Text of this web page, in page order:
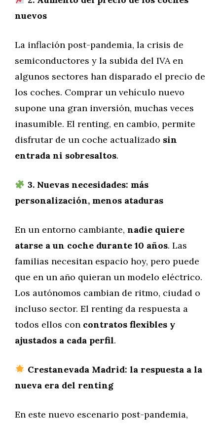
nuevos
La inflación post-pandemia, la crisis de
semiconductores y la subida del IVA en
algunos sectores han disparado el precio de
los coches. Comprar un vehículo nuevo
supone una gran inversión, muchas veces
inasumible. El renting, en cambio, permite
disfrutar de un coche actualizado sin
entrada ni sobresaltos.
3. Nuevas necesidades: más
personalización, menos ataduras
En un entorno cambiante, nadie quiere
atarse a un coche durante 10 años. Las
familias necesitan espacio hoy, pero puede
que en un año quieran un modelo eléctrico.
Los autónomos cambian de ritmo, ciudad o
incluso sector. El renting da respuesta a
todos ellos con contratos flexibles y
ajustados a cada perfil.
Crestanevada Madrid: la respuesta a la
nueva era del renting
En este nuevo escenario post-pandemia,